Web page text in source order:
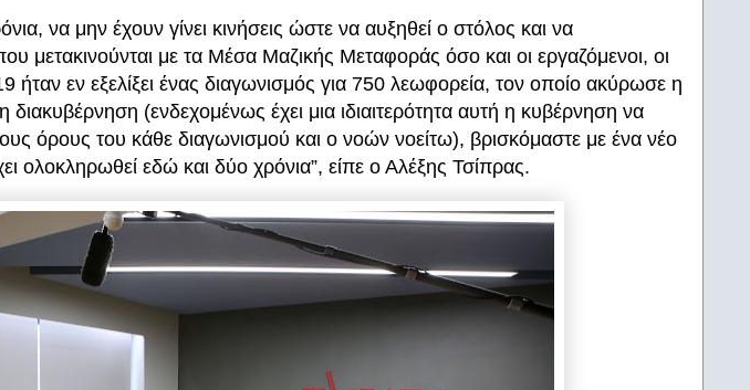
να μην έχουν γίνει κινήσεις ώστε να αυξηθεί ο στόλος και να
μετακινούνται με τα Μέσα Μαζικής Μεταφοράς όσο και οι εργαζόμενοι, οι
ήταν εν εξελίξει ένας διαγωνισμός για 750 λεωφορεία, τον οποίο ακύρωσε η
(ενδεχομένως έχει μια ιδιαιτερότητα αυτή η κυβέρνηση να
όρους του κάθε διαγωνισμού και ο νοών νοείτω), βρισκόμαστε με ένα νέο
ολοκληρωθεί εδώ και δύο χρόνια”, είπε ο Αλέξης Τσίπρας.